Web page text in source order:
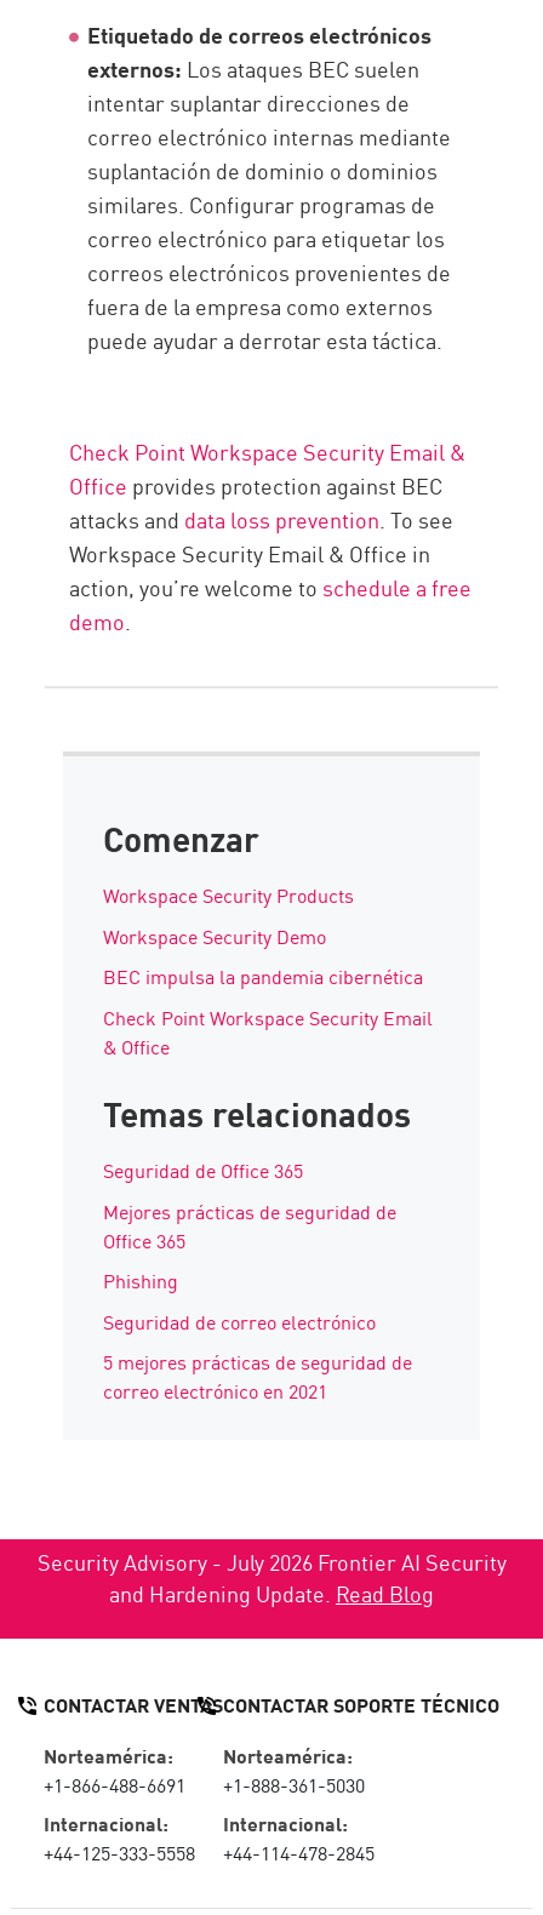
Etiquetado de correos electrónicos
externos: Los ataques BEC suelen
intentar suplantar direcciones de
correo electrónico internas mediante
suplantación de dominio o dominios
similares. Configurar programas de
correo electrónico para etiquetar los
correos electrónicos provenientes de
fuera de la empresa como externos
puede ayudar a derrotar esta táctica.
Check Point Workspace Security Email &
Office provides protection against BEC
attacks and data loss prevention. To see
Workspace Security Email & Office in
action, you’re welcome to schedule a free
demo.
Comenzar
Workspace Security Products
Workspace Security Demo
BEC impulsa la pandemia cibernética
Check Point Workspace Security Email
& Office
Temas relacionados
Seguridad de Office 365
Mejores prácticas de seguridad de
Office 365
Phishing
Seguridad de correo electrónico
5 mejores prácticas de seguridad de
correo electrónico en 2021
Security Advisory - July 2026 Frontier AI Security
and Hardening Update. Read Blog
CONTACTAR VENTAS
Norteamérica:
+1-866-488-6691
Internacional:
+44-125-333-5558
CONTACTAR SOPORTE TÉCNICO
Norteamérica:
+1-888-361-5030
Internacional:
+44-114-478-2845